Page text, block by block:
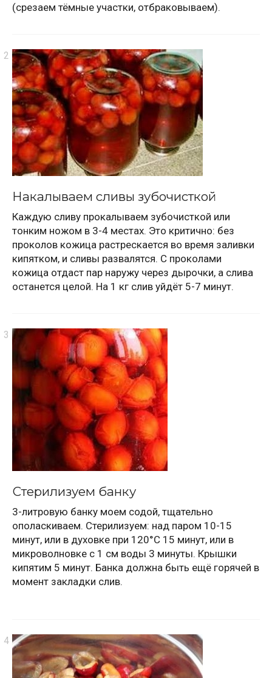
(срезаем тёмные участки, отбраковываем).
Накалываем сливы зубочисткой
Каждую сливу прокалываем зубочисткой или
тонким ножом в 3-4 местах. Это критично: без
проколов кожица растрескается во время заливки
кипятком, и сливы развалятся. С проколами
кожица отдаст пар наружу через дырочки, а слива
останется целой. На 1 кг слив уйдёт 5-7 минут.
Стерилизуем банку
3-литровую банку моем содой, тщательно
ополаскиваем. Стерилизуем: над паром 10-15
минут, или в духовке при 120°C 15 минут, или в
микроволновке с 1 см воды 3 минуты. Крышки
кипятим 5 минут. Банка должна быть ещё горячей в
момент закладки слив.